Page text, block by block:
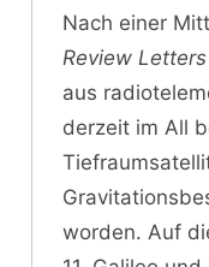
Nach einer
Review Letters
aus
derzeit im All
worden. Auf